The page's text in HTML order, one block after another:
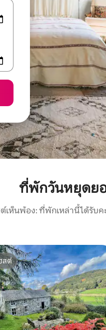
ที่พักวันหยุดย
ต์เห็นพ้อง: ที่พักเหล่านี้ได้รับ
สต์
สต์